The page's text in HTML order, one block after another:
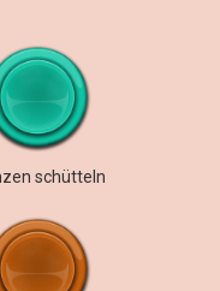
schütteln